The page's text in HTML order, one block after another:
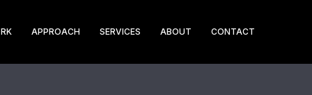
APPROACH SERVICES ABOUT CONTACT